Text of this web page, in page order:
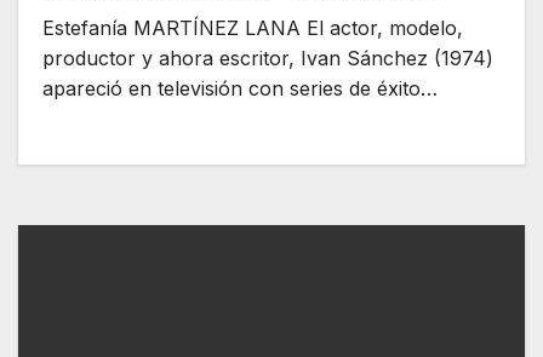
Estefanía MARTÍNEZ LANA El actor, modelo,
productor y ahora escritor, Ivan Sánchez (1974)
apareció en televisión con series de éxito…